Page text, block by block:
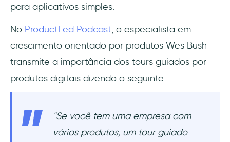
para aplicativos simples.
No ProductLed Podcast, o especialista em
crescimento orientado por produtos Wes Bush
transmite a importância dos tours guiados por
produtos digitais dizendo o seguinte:
"Se você tem uma empresa com
vários produtos, um tour guiado